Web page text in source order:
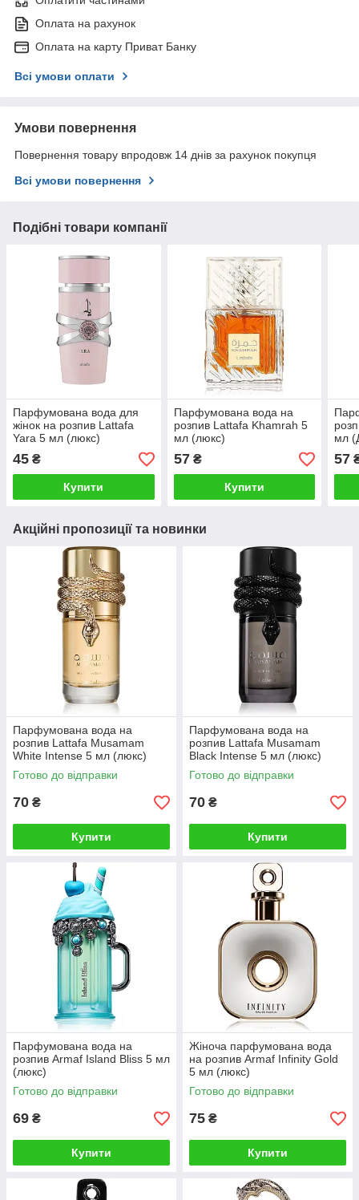
Оплата на рахунок
Оплата на карту Приват Банку
Всі умови оплати
Умови повернення
Повернення товару впродовж 14 днів за рахунок покупця
Всі умови повернення
Подібні товари компанії
Парфумована вода для
жінок на розпив Lattafa
Yara 5 мл (люкс)
45 ₴
Купити
Парфумована вода на
розпив Lattafa Khamrah 5
мл (люкс)
57₴
Купити
мл
57
Акційні пропозиції та новинки
Парфумована вода на
розпив Lattafa Musamam
White Intense 5 мл (люкс)
Готово до відправки
70 ₴
Купити
Парфумована вода на
розпив Lattafa Musamam
Black Intense 5 мл (люкс)
Готово до відправки
70 ₴
Купити
Парфумована вода на
розпив Armaf Island Bliss 5 мл
(люкс)
Готово до відправки
69 ₴
Купити
Жіноча парфумована вода
на розпив Armaf Infinity Gold
5 мл (люкс)
Готово до відправки
75 ₴
Купити